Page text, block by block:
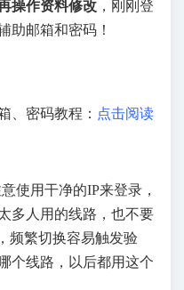
操作资料修改 ，刚刚登
助邮箱和密码！
、密码教程： 点击阅读
使用干净的IP来登录，
多人用的线路，也不要
频繁切换容易触发验
个线路，以后都用这个